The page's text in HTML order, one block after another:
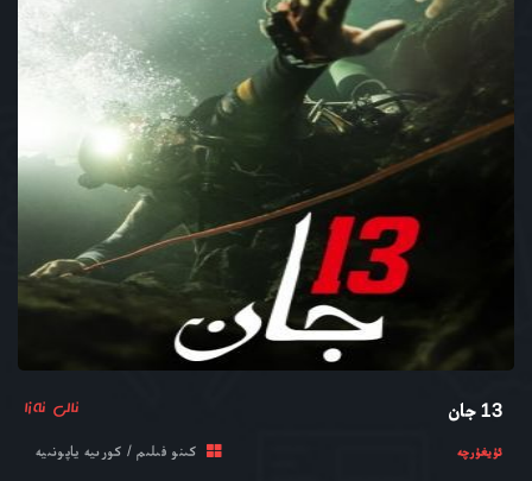
13 جان ئالى ئەزا
ئۇيغۇرچە كىنو فىلىم / كورىيە ياپونىيە